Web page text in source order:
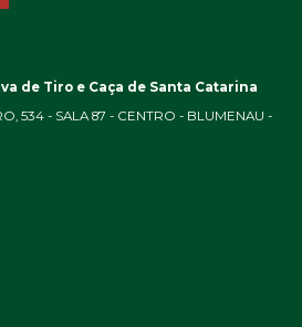
de Tiro e Caça de Santa Catarina
534 - SALA 87 - CENTRO - BLUMENAU -